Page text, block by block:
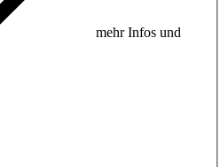
mehr Infos und